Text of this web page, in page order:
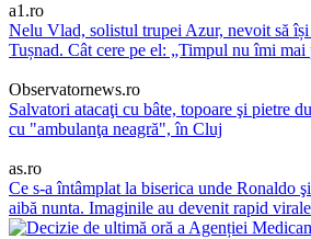
a1.ro
Nelu Vlad, solistul trupei Azur, nevoit să
Tușnad. Cât cere pe el: „Timpul nu îmi mai
Observatornews.ro
Salvatori atacaţi cu bâte, topoare şi pietre
cu "ambulanţa neagră", în Cluj
as.ro
Ce s-a întâmplat la biserica unde Ronaldo
aibă nunta. Imaginile au devenit rapid virale